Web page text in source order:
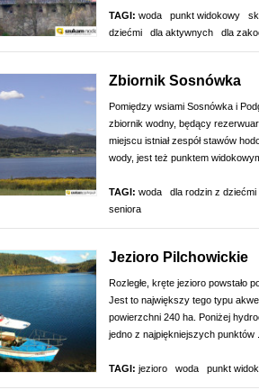
TAGI: woda punkt widokowy
dziećmi
dla aktywnych dla
Zbiornik Sosnówka
Pomiędzy wsiami Sosnówka i
zbiornik wodny, będący
miejscu istniał zespół stawów
wody, jest też punktem
TAGI: woda dla rodzin z dziećmi
seniora
Jezioro Pilchowickie
Rozległe, kręte jezioro powstało
Jest to największy tego typu
powierzchni 240 ha. Poniżej
jedno z najpiękniejszych punktów ...
TAGI: jezioro woda punkt